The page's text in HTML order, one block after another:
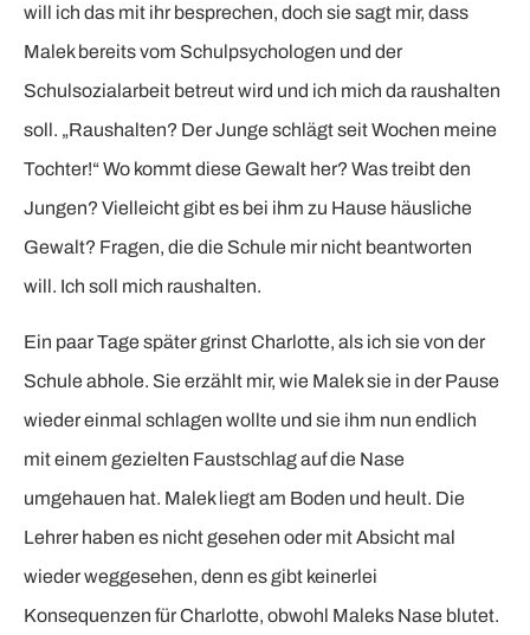
will ich das mit ihr besprechen, doch sie sagt mir, dass
Malek bereits vom Schulpsychologen und der
Schulsozialarbeit betreut wird und ich mich da raushalten
soll. „Raushalten? Der Junge schlägt seit Wochen meine
Tochter!“ Wo kommt diese Gewalt her? Was treibt den
Jungen? Vielleicht gibt es bei ihm zu Hause häusliche
Gewalt? Fragen, die die Schule mir nicht beantworten
will. Ich soll mich raushalten.
Ein paar Tage später grinst Charlotte, als ich sie von der
Schule abhole. Sie erzählt mir, wie Malek sie in der Pause
wieder einmal schlagen wollte und sie ihm nun endlich
mit einem gezielten Faustschlag auf die Nase
umgehauen hat. Malek liegt am Boden und heult. Die
Lehrer haben es nicht gesehen oder mit Absicht mal
wieder weggesehen, denn es gibt keinerlei
Konsequenzen für Charlotte, obwohl Maleks Nase blutet.